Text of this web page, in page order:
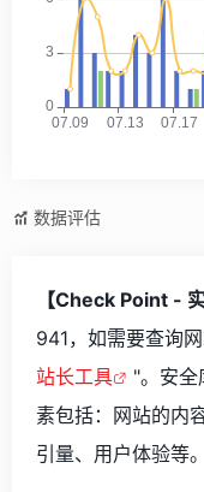
数据评估
【Check Point -
941，如需要查询
站长工具
"。安全
素包括：网站的内
引量、用户体验等。